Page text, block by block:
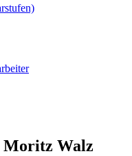
Moritz Walz